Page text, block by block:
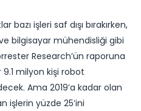
bazı işleri saf dışı bırakırken,
bilgisayar mühendisliği gibi
Research’ün raporuna
9.1 milyon kişi robot
Ama 2019’a kadar olan
işlerin yüzde 25’ini